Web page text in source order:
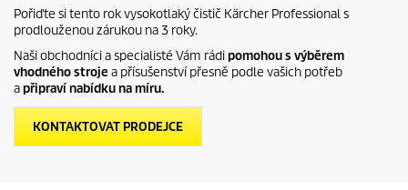
Pořiďte si tento rok vysokotlaký čistič Kärcher Professional s
prodlouženou zárukou na 3 roky.
Naši obchodníci a specialisté Vám rádipomohou s výběrem
vhodného stroje a přísušenství přesně podle vašich potřeb
apřipraví nabídku na míru.
KONTAKTOVAT PRODEJCE